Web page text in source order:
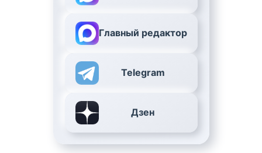
Главный редактор
Telegram
Дзен